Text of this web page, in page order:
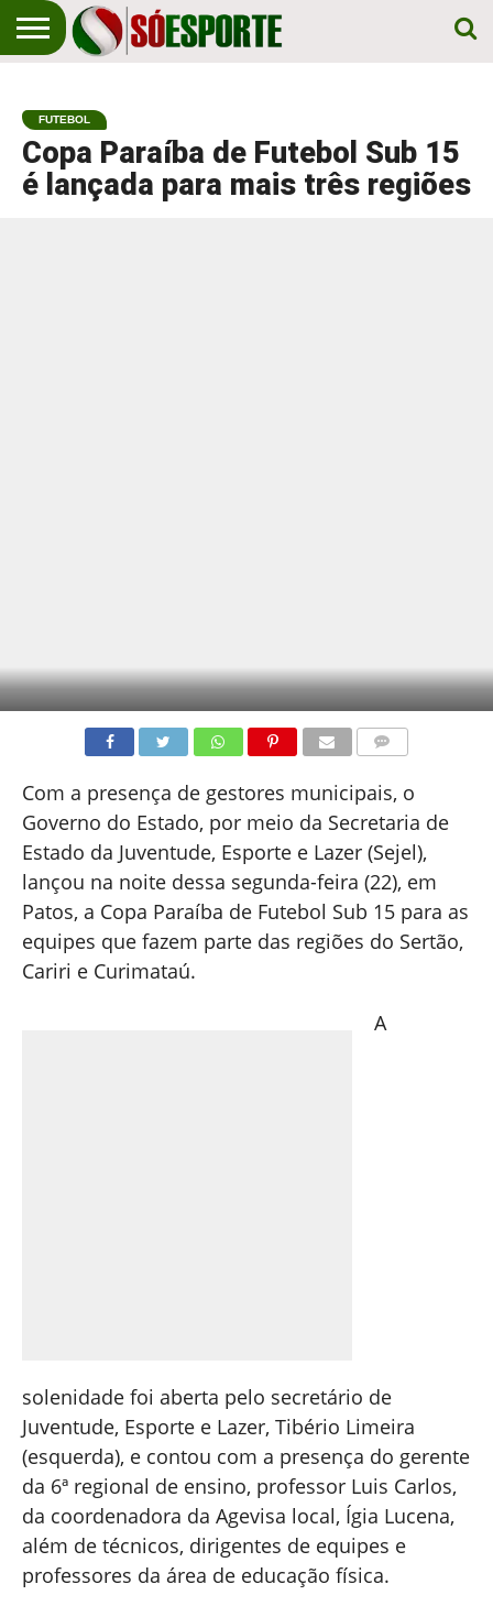
EM
PRIMEIRO
ESPORTE
FUTEBOL
Copa Paraíba de Futebol Sub 15
é lançada para mais três regiões
Com a presença de gestores municipais, o
Governo do Estado, por meio da Secretaria de
Estado da Juventude, Esporte e Lazer (Sejel),
lançou na noite dessa segunda-feira (22), em
Patos, a Copa Paraíba de Futebol Sub 15 para as
equipes que fazem parte das regiões do Sertão,
Cariri e Curimataú.
A
solenidade foi aberta pelo secretário de
Juventude, Esporte e Lazer, Tibério Limeira
(esquerda), e contou com a presença do gerente
da 6ª regional de ensino, professor Luis Carlos,
da coordenadora da Agevisa local, Ígia Lucena,
além de técnicos, dirigentes de equipes e
professores da área de educação física.